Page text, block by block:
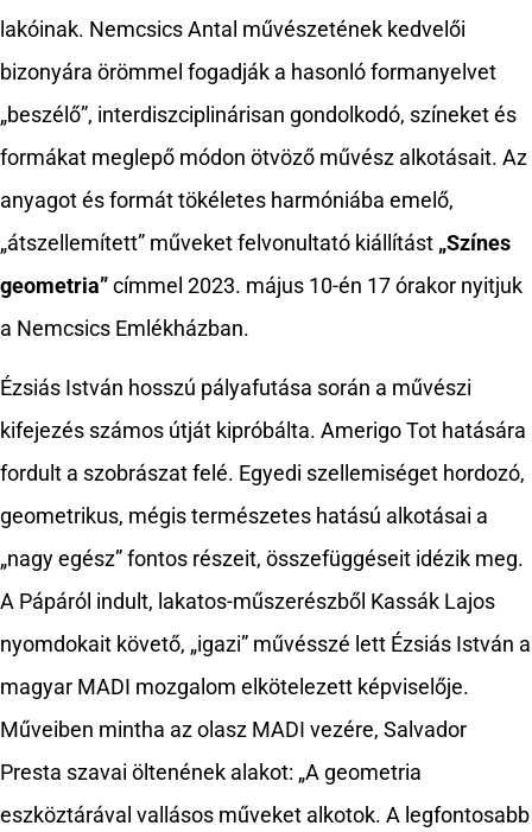
lakóinak. Nemcsics Antal művészetének kedvelői
bizonyára örömmel fogadják a hasonló formanyelvet
„beszélő”, interdiszciplinárisan gondolkodó, színeket és
formákat meglepő módon ötvöző művész alkotásait. Az
anyagot és formát tökéletes harmóniába emelő,
„átszellemített” műveket felvonultató kiállítást „Színes
geometria” címmel 2023. május 10-én 17 órakor nyitjuk
a Nemcsics Emlékházban.
Ézsiás István hosszú pályafutása során a művészi
kifejezés számos útját kipróbálta. Amerigo Tot hatására
fordult a szobrászat felé. Egyedi szellemiséget hordozó,
geometrikus, mégis természetes hatású alkotásai a
„nagy egész” fontos részeit, összefüggéseit idézik meg.
A Pápáról indult, lakatos-műszerészből Kassák Lajos
nyomdokait követő, „igazi” művésszé lett Ézsiás István a
magyar MADI mozgalom elkötelezett képviselője.
Műveiben mintha az olasz MADI vezére, Salvador
Presta szavai öltenének alakot: „A geometria
eszköztárával vallásos műveket alkotok. A legfontosabb